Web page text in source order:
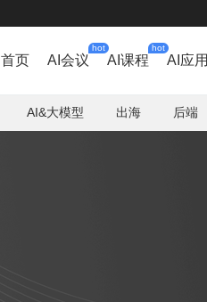
首页 AI会议
hot
AI课程
hot
AI应用
AI&大模型 出海 后端